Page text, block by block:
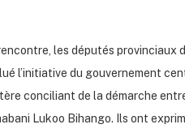
les députés provinciaux
l’initiative du gouvernement
conciliant de la démarche
Lukoo Bihango. Ils ont